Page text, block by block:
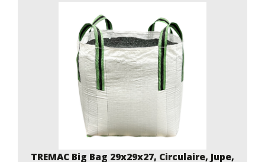
TREMAC Big Bag 29x29x27, Circulaire, Jupe,